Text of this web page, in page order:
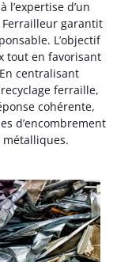
l’expertise d’un
garantit
L’objectif
tout en favorisant
centralisant
ferraille,
cohérente,
d’encombrement